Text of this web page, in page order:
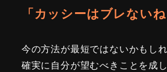
「カッシーはブレないね
今の方法が最短ではないかもしれ
確実に自分が望むべきことを成